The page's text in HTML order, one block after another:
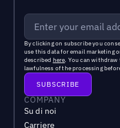
By clicking on subscribe you
use this data for email marketing
described here. You can
lawfulness of the processing
COMPANY
Su di noi
Carriere